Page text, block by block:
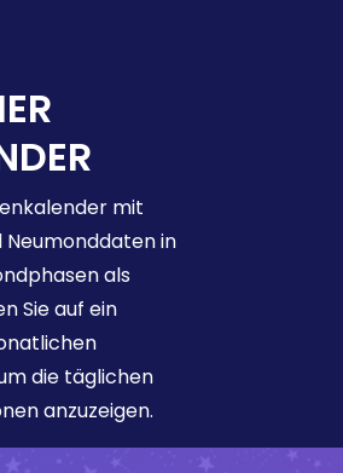
mit
in
als
Sie auf ein
die täglichen
anzuzeigen.